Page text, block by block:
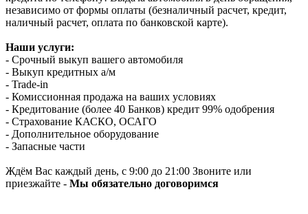
независимо от формы оплаты (безналичный расчет, кредит,
наличный расчет, оплата по банковской карте).
Наши услуги:
- Срочный выкуп вашего автомобиля
- Выкуп кредитных а/м
- Trade-in
- Комиссионная продажа на ваших условиях
- Кредитование (более 40 Банков) кредит 99% одобрения
- Страхование КАСКО, ОСАГО
- Дополнительное оборудование
- Запасные части
Ждём Вас каждый день, с 9:00 до 21:00 Звоните или
приезжайте - Мы обязательно договоримся